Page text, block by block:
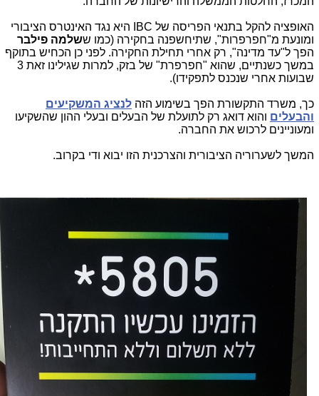
האופציה להקל בתנאי הפריסה של IBC היא נגד האינטרס הציבורי
ומונעת מ"חפרפרות", שתיחשפנה בחקירה (כמו ששלמה פילבר
הפך ל"עד מדינה", רק אחרי תחילת החקירה. לפני כן הכחיש בתוקף
במשך כשנתיים, שהוא "חפרפרת" של בזק, למרות שגילינו זאת 3
שבועות אחרי שנכנס לתפקידו).
כך, משרד התקשורת הפך בשימוע הזה לנציג המשקיעים
והבעליםוהוא דואג רק לתועלת של הבעלים ובעלי ההון שהשקיעו
ומעוניינים לרכוש את החברה.
המשך לשערוריה הציבורית והצרכנית הזו יבוא ודי בקרוב.